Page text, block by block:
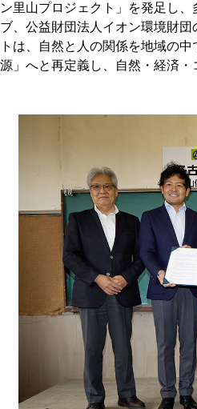
ン里山プロジェクト」を発足し
ブ、公益財団法人イオン環境財
トは、自然と人の関係を地域の
源」へと再定義し、自然・経済